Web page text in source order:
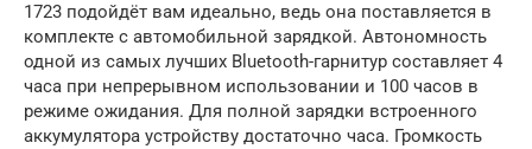
1723 подойдёт вам идеально, ведь она поставляется в
комплекте с автомобильной зарядкой. Автономность
одной из самых лучших Bluetooth-гарнитур составляет 4
часа при непрерывном использовании и 100 часов в
режиме ожидания. Для полной зарядки встроенного
аккумулятора устройству достаточно часа. Громкость